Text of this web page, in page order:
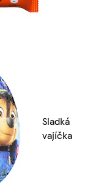
Sladká
vajíčka